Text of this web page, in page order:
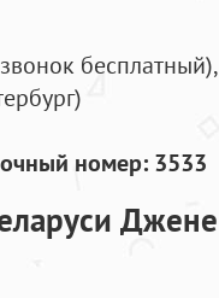
бесплатный),
номер: 3533